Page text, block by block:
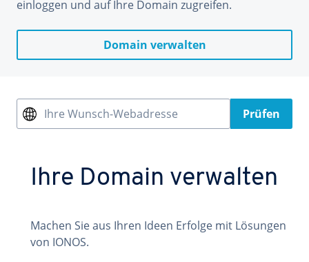
einloggen und auf Ihre Domain zugreifen.
Domain verwalten
Ihre Wunsch-Webadresse Prüfen
Ihre Domain verwalten
Machen Sie aus Ihren Ideen Erfolge mit Lösungen
von IONOS.